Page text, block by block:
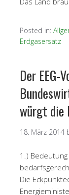
Posted in:
Erdgasersatz
Der EEG-
würgt die
18. März 2014
1.)
Die